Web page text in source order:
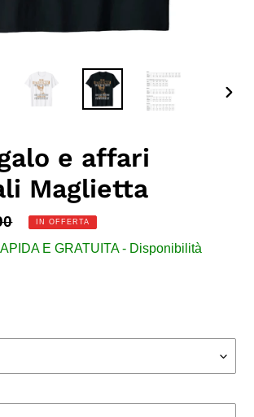
e affari
Maglietta
IN OFFERTA
E GRATUITA - Disponibilità